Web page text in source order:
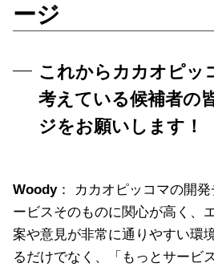
ージ
これからカカオピッ
考えている候補者の
ジをお願いします！
Woody： カカオピッコマの開
ービスそのものに関心が高く、
案や意見が非常に通りやすい環
るだけでなく、「もっとサービ